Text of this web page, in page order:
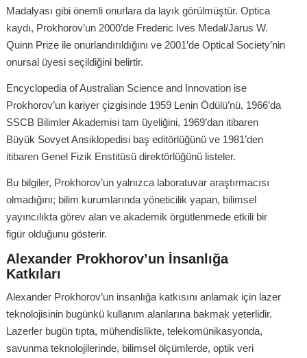
Madalyası gibi önemli onurlara da layık görülmüştür. Optica
kaydı, Prokhorov’un 2000’de Frederic Ives Medal/Jarus W.
Quinn Prize ile onurlandırıldığını ve 2001’de Optical Society’nin
onursal üyesi seçildiğini belirtir.
Encyclopedia of Australian Science and Innovation ise
Prokhorov’un kariyer çizgisinde 1959 Lenin Ödülü’nü, 1966’da
SSCB Bilimler Akademisi tam üyeliğini, 1969’dan itibaren
Büyük Sovyet Ansiklopedisi baş editörlüğünü ve 1981’den
itibaren Genel Fizik Enstitüsü direktörlüğünü listeler.
Bu bilgiler, Prokhorov’un yalnızca laboratuvar araştırmacısı
olmadığını; bilim kurumlarında yöneticilik yapan, bilimsel
yayıncılıkta görev alan ve akademik örgütlenmede etkili bir
figür olduğunu gösterir.
Alexander Prokhorov’un İnsanlığa
Katkıları
Alexander Prokhorov’un insanlığa katkısını anlamak için lazer
teknolojisinin bugünkü kullanım alanlarına bakmak yeterlidir.
Lazerler bugün tıpta, mühendislikte, telekomünikasyonda,
savunma teknolojilerinde, bilimsel ölçümlerde, optik veri